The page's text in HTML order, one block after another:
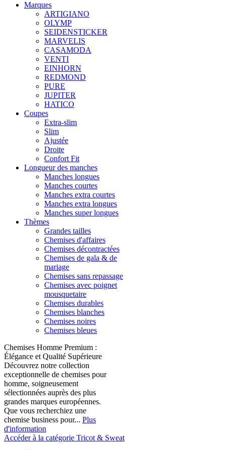
Marques
ARTIGIANO
OLYMP
SEIDENSTICKER
MARVELIS
CASAMODA
VENTI
EINHORN
REDMOND
PURE
JUPITER
HATICO
Coupes
Extra-slim
Slim
Ajustée
Droite
Confort Fit
Longueur des manches
Manches longues
Manches courtes
Manches extra courtes
Manches extra longues
Manches super longues
Thèmes
Grandes tailles
Chemises d'affaires
Chemises décontractées
Chemises de gala & de
mariage
Chemises sans repassage
Chemises avec poignet
mousquetaire
Chemises durables
Chemises blanches
Chemises noires
Chemises bleues
Chemises Homme Premium :
Élégance et Qualité Supérieure
Découvrez notre collection
exceptionnelle de chemises pour
homme, soigneusement
sélectionnées auprès des plus
grandes marques européennes.
Que vous recherchiez une
chemise business pour... Plus
d'information
Accéder à la catégorie Tricot & Sweat